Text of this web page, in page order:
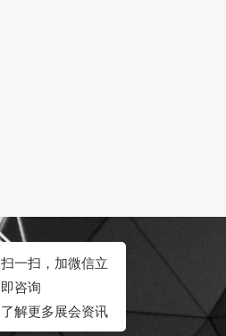
扫一扫，加微信立
即咨询
了解更多展会资讯